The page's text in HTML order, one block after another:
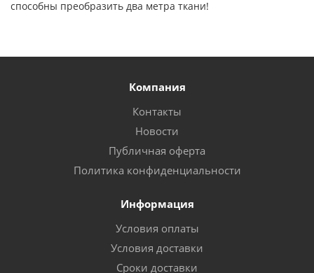
способны преобразить два метра ткани!
Компания
Контакты
Новости
Публичная оферта
Политика конфиденциальности
Информация
Условия оплаты
Условия доставки
Сроки доставки